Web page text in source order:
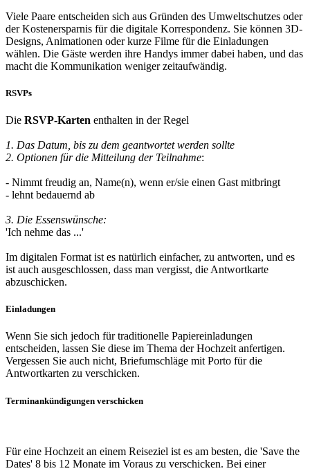
Viele Paare entscheiden sich aus Gründen des Umweltschutzes oder
der Kostenersparnis für die digitale Korrespondenz. Sie können 3D-
Designs, Animationen oder kurze Filme für die Einladungen
wählen. Die Gäste werden ihre Handys immer dabei haben, und das
macht die Kommunikation weniger zeitaufwändig.
RSVPs
Die RSVP-Karten enthalten in der Regel
1. Das Datum, bis zu dem geantwortet werden sollte
2. Optionen für die Mitteilung der Teilnahme:
- Nimmt freudig an, Name(n), wenn er/sie einen Gast mitbringt
- lehnt bedauernd ab
3. Die Essenswünsche:
'Ich nehme das ...'
Im digitalen Format ist es natürlich einfacher, zu antworten, und es
ist auch ausgeschlossen, dass man vergisst, die Antwortkarte
abzuschicken.
Einladungen
Wenn Sie sich jedoch für traditionelle Papiereinladungen
entscheiden, lassen Sie diese im Thema der Hochzeit anfertigen.
Vergessen Sie auch nicht, Briefumschläge mit Porto für die
Antwortkarten zu verschicken.
Terminankündigungen verschicken
Für eine Hochzeit an einem Reiseziel ist es am besten, die 'Save the
Dates' 8 bis 12 Monate im Voraus zu verschicken. Bei einer